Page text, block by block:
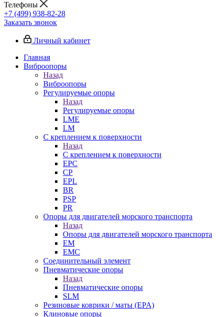
Телефоны
+7 (499) 938-82-28
Заказать звонок
Личный кабинет
Главная
Виброопоры
Назад
Виброопоры
Регулируемые опоры
Назад
Регулируемые опоры
LME
LM
С креплением к поверхности
Назад
С креплением к поверхности
EPC
CP
EPL
BR
PSP
PR
Опоры для двигателей морского транспорта
Назад
Опоры для двигателей морского транспорта
EM
EMC
Cоединительный элемент
Пневматические опоры
Назад
Пневматические опоры
SLM
Резиновые коврики / маты (EPA)
Клиновые опоры